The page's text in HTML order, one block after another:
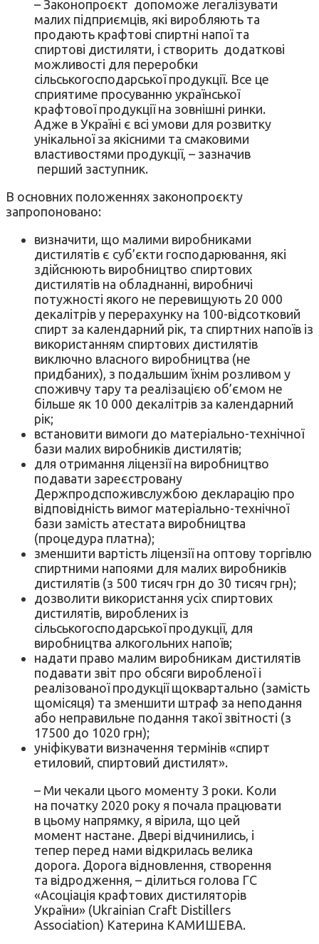
– Законопроєкт допоможе легалізувати
малих підприємців, які виробляють та
продають крафтові спиртні напої та
спиртові дистиляти, і створить додаткові
можливості для переробки
сільськогосподарської продукції. Все це
сприятиме просуванню української
крафтової продукції на зовнішні ринки.
Адже в Україні є всі умови для розвитку
унікальної за якісними та смаковими
властивостями продукції, – зазначив
перший заступник.
В основних положеннях законопроєкту
запропоновано:
визначити, що малими виробниками
дистилятів є суб’єкти господарювання, які
здійснюють виробництво спиртових
дистилятів на обладнанні, виробничі
потужності якого не перевищують 20 000
декалітрів у перерахунку на 100-відсотковий
спирт за календарний рік, та спиртних напоїв із
використанням спиртових дистилятів
виключно власного виробництва (не
придбаних), з подальшим їхнім розливом у
споживчу тару та реалізацією об’ємом не
більше як 10 000 декалітрів за календарний
рік;
встановити вимоги до матеріально-технічної
бази малих виробників дистилятів;
для отримання ліцензії на виробництво
подавати зареєстровану
Держпродспоживслужбою декларацію про
відповідність вимог матеріально-технічної
бази замість атестата виробництва
(процедура платна);
зменшити вартість ліцензії на оптову торгівлю
спиртними напоями для малих виробників
дистилятів (з 500 тисяч грн до 30 тисяч грн);
дозволити використання усіх спиртових
дистилятів, вироблених із
сільськогосподарської продукції, для
виробництва алкогольних напоїв;
надати право малим виробникам дистилятів
подавати звіт про обсяги виробленої і
реалізованої продукції щоквартально (замість
щомісяця) та зменшити штраф за неподання
або неправильне подання такої звітності (з
17500 до 1020 грн);
уніфікувати визначення термінів «спирт
етиловий, спиртовий дистилят».
– Ми чекали цього моменту 3 роки. Коли
на початку 2020 року я почала працювати
в цьому напрямку, я вірила, що цей
момент настане. Двері відчинились, і
тепер перед нами відкрилась велика
дорога. Дорога відновлення, створення
та відродження, – ділиться голова ГС
«Асоціація крафтових дистиляторів
України» (Ukrainian Craft Distillers
Association) Катерина КАМИШЕВА.